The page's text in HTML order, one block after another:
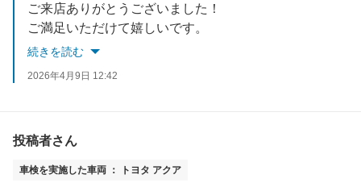
ご来店ありがとうございました！
ご満足いただけて嬉しいです。
またのご利用をお待ちしております！
続きを読む
2026年4月9日 12:42
投稿者さん
車検を実施した車両 ： トヨタ アクア